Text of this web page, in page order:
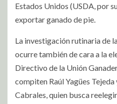
Estados Unidos (USDA, por
exportar ganado de pie.
La investigación rutinaria de
ocurre también de cara a la
Directivo de la Unión
compiten Raúl Yagües
Cabrales, quien busca